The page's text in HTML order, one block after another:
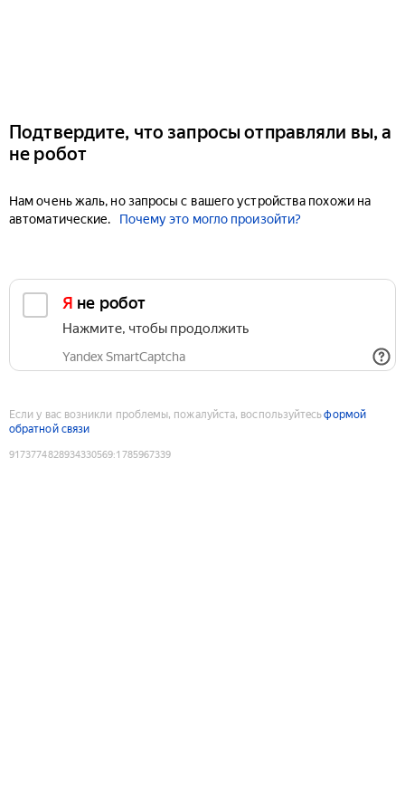
Подтвердите, что запросы отправляли вы, а
не робот
Нам очень жаль, но запросы с вашего устройства похожи на
автоматические.
Почему это могло произойти?
Я не робот
Нажмите, чтобы продолжить
Yandex SmartCaptcha
Если у вас возникли проблемы, пожалуйста, воспользуйтесьформой
обратной связи
9173774828934330569:1785967339